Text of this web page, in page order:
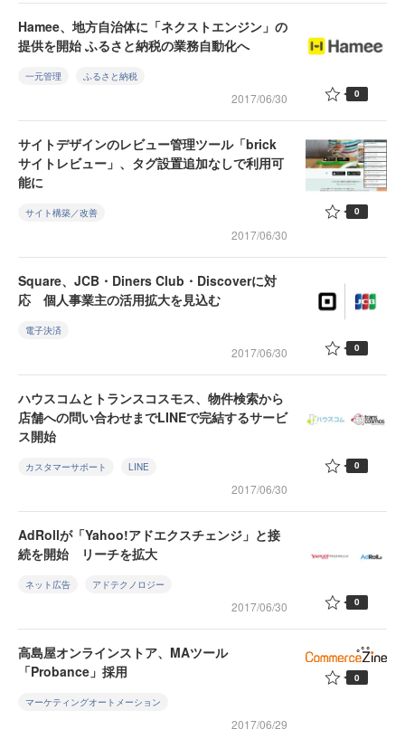
Hamee、地方自治体に「ネクストエンジン」の
提供を開始 ふるさと納税の業務自動化へ
一元管理 ふるさと納税
2017/06/30 0
サイトデザインのレビュー管理ツール「brick
サイトレビュー」、タグ設置追加なしで利用可
能に
サイト構築／改善
2017/06/30
0
Square、JCB・Diners Club・Discoverに対
応 個人事業主の活用拡大を見込む
電子決済
2017/06/30 0
ハウスコムとトランスコスモス、物件検索から
店舗への問い合わせまでLINEで完結するサービ
ス開始
カスタマーサポート LINE
2017/06/30
0
AdRollが「Yahoo!アドエクスチェンジ」と接
続を開始 リーチを拡大
ネット広告 アドテクノロジー
2017/06/30 0
高島屋オンラインストア、MAツール
「Probance」採用
マーケティングオートメーション
2017/06/29
0